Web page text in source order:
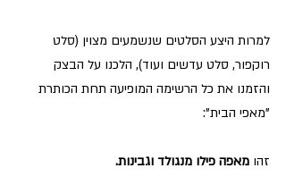
למרות היצע הסלטים שנשמעים מצוין (סלט
רוקפור, סלט עדשים ועוד), הלכנו על הבצק
והזמנו את כל הרשימה המופיעה תחת הכותרת
"מאפי הבית":
זהו מאפה פילו מנגולד וגבינות.